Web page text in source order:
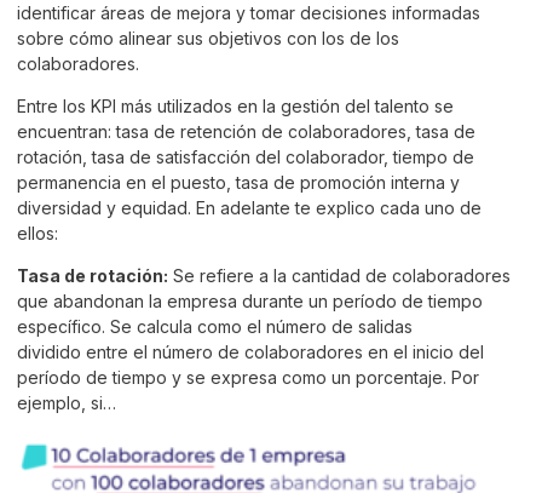
identificar áreas de mejora y tomar decisiones informadas
sobre cómo alinear sus objetivos con los de los
colaboradores.
Entre los KPI más utilizados en la gestión del talento se
encuentran: tasa de retención de colaboradores, tasa de
rotación, tasa de satisfacción del colaborador, tiempo de
permanencia en el puesto, tasa de promoción interna y
diversidad y equidad. En adelante te explico cada uno de
ellos:
Tasa de rotación: Se refiere a la cantidad de colaboradores
que abandonan la empresa durante un período de tiempo
específico. Se calcula como el número de salidas
dividido entre el número de colaboradores en el inicio del
período de tiempo y se expresa como un porcentaje. Por
ejemplo, si…